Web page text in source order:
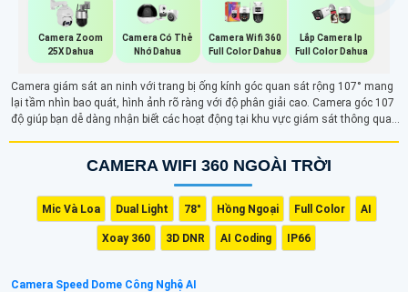
Camera Zoom
25X Dahua
Camera Có Thẻ
Nhớ Dahua
Camera Wifi 360
Full Color Dahua
Lắp Camera Ip
Full Color Dahua
Camera giám sát an ninh với trang bị ống kính góc quan sát rộng 107° mang
lại tầm nhìn bao quát, hình ảnh rõ ràng với độ phân giải cao. Camera góc 107
độ giúp bạn dễ dàng nhận biết các hoạt động tại khu vực giám sát thông qua
CAMERA WIFI 360 NGOÀI TRỜI
Mic Và Loa Dual Light 78° Hồng Ngoại Full Color AI
Xoay 360 3D DNR AI Coding IP66
Camera Speed Dome Công Nghệ AI